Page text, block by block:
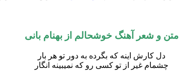
متن و شعر آهنگ خوشحالم از بهنام بانی
دل کارش اینه که بگرده به دور تو هر بار
چشمام غیر از تو کسی رو که نمیبینه انگار